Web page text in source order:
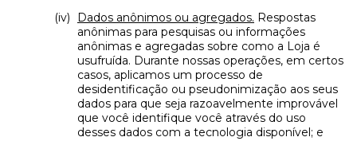
Dados anônimos ou agregados. Respostas
anônimas para pesquisas ou informações
anônimas e agregadas sobre como a Loja é
usufruída. Durante nossas operações, em certos
casos, aplicamos um processo de
desidentificação ou pseudonimização aos seus
dados para que seja razoavelmente improvável
que você identifique você através do uso
desses dados com a tecnologia disponível; e